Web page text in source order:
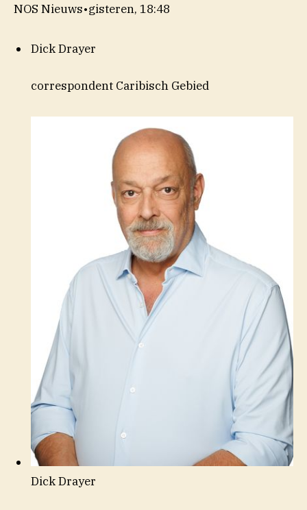
NOS Nieuws•gisteren, 18:48
Dick Drayer
correspondent Caribisch Gebied
Dick Drayer